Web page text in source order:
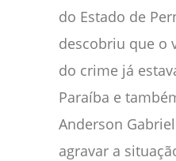
do Estado de
descobriu que o
do crime já
Paraíba e
Anderson
agravar a